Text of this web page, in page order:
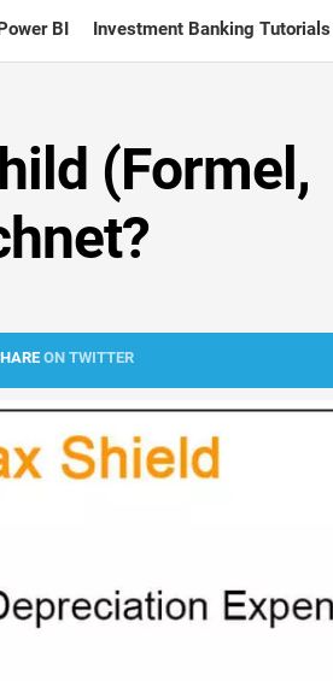
BI Investment Banking Tutorials
(Formel,
ON TWITTER